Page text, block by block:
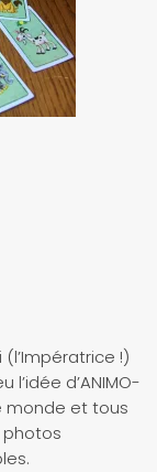
!)
l’idée d’ANIMO-
monde et tous